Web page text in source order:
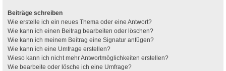
Beiträge schreiben
Wie erstelle ich ein neues Thema oder eine Antwort?
Wie kann ich einen Beitrag bearbeiten oder löschen?
Wie kann ich meinem Beitrag eine Signatur anfügen?
Wie kann ich eine Umfrage erstellen?
Wieso kann ich nicht mehr Antwortmöglichkeiten erstellen?
Wie bearbeite oder lösche ich eine Umfrage?